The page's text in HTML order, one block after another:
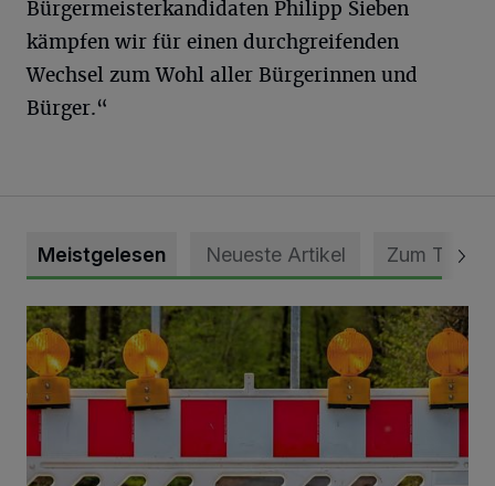
Bürgermeisterkandidaten Philipp Sieben
kämpfen wir für einen durchgreifenden
Wechsel zum Wohl aller Bürgerinnen und
Bürger.“
Meistgelesen Neueste Artikel Zum Thema
Vollsperrung der Talstraße in Grevenbroich-Kapellen